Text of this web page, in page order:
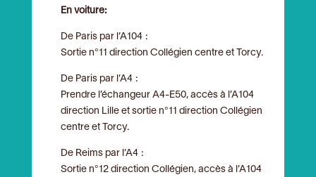
En voiture:
De Paris par l’A104 :
Sortie n°11 direction Collégien centre et Torcy.
De Paris par l’A4 :
Prendre l’échangeur A4-E50, accès à l’A104
direction Lille et sortie n°11 direction Collégien
centre et Torcy.
De Reims par l’A4 :
Sortie n°12 direction Collégien, accès à l’A104